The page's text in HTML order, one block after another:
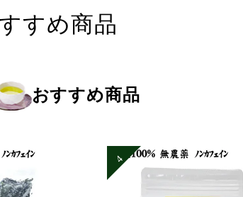
すめ商品
おすすめ商品